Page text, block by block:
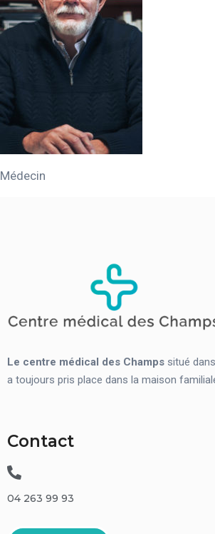
Médecin
Le centre médical des Champs situé
a toujours pris place dans la maison
Contact
04 263 99 93